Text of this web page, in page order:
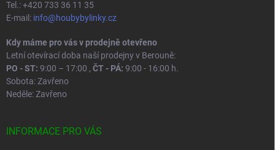
Tel.: +420 733 36 11 35
E-mail: info@houbybylinky.cz
Kdy máme pro vás v prodejně otevřeno
Letní otevírací doba naší prodejny v Berouně:
PO - ST: 9:00 – 17:00 , ČT - PÁ: 9:00 - 16:00 h.
Sobota: Zavřeno
Neděle: Zavřeno
INFORMACE PRO VÁS